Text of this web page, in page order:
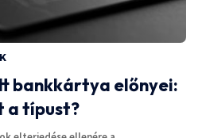
bankkártya előnyei:
a típust?